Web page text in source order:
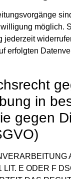
möglich.
jederzeit
erfolgten
in
gegen
LIT. E ODER F